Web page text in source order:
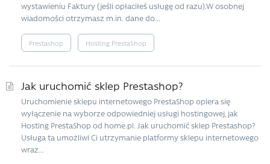
wystawieniu Faktury (jeśli opłaciłeś usługę od razu).W osobnej
wiadomości otrzymasz m.in. dane do...
Prestashop Hosting PrestaShop
Jak uruchomić sklep Prestashop?
Uruchomienie sklepu internetowego PrestaShop opiera się
wyłączenie na wyborze odpowiedniej usługi hostingowej, jak
Hosting PrestaShop od home.pl. Jak uruchomić sklep Prestashop?
Usługa ta umożliwi Ci utrzymanie platformy sklepu internetowego
wraz...